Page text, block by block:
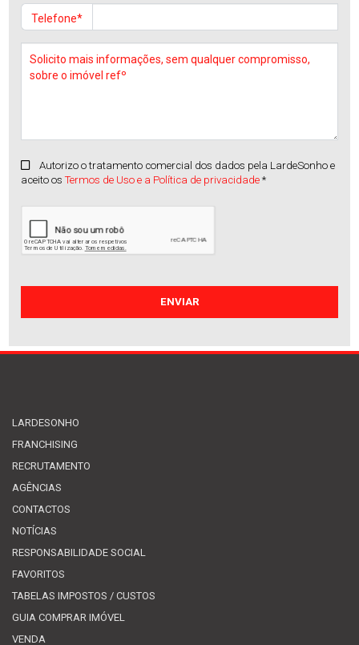
Apartamento
Manhente
Venda :245.000€
Apartamento
Venda:215.000€
Telefone*
Autorizo o tratamento comercial dos dados pela LardeSonho e
aceito os Termos de Uso e a Política de privacidade *
LARDESONHO
FRANCHISING
RECRUTAMENTO
AGÊNCIAS
CONTACTOS
NOTÍCIAS
RESPONSABILIDADE SOCIAL
FAVORITOS
TABELAS IMPOSTOS / CUSTOS
GUIA COMPRAR IMÓVEL
VENDA